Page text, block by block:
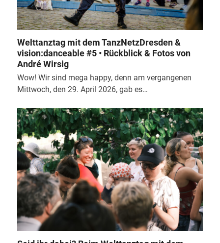
Welttanztag mit dem TanzNetzDresden &
vision:danceable #5 • Rückblick & Fotos von
André Wirsig
Wow! Wir sind mega happy, denn am vergangenen
Mittwoch, den 29. April 2026, gab es…